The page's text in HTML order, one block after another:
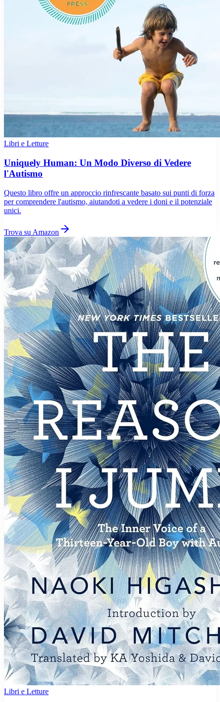
Libri e Letture
Uniquely Human: Un Modo Diverso di Vedere
l'Autismo
Questo libro offre un approccio rinfrescante basato sui punti di forza
per comprendere l'autismo, aiutandoti a vedere i doni e il potenziale
unici.
Trova su Amazon
Libri e Letture